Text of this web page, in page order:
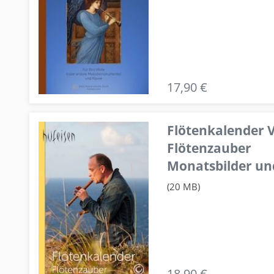
17,90 €
Flötenkalender
Flötenzauber
Monatsbilder
(20 MB)